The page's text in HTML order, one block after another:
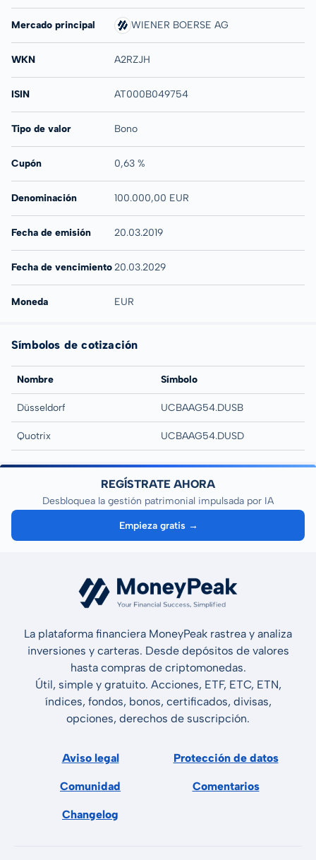
Mercado principal WIENER BOERSE AG
WKN A2RZJH
ISIN AT000B049754
Tipo de valor Bono
Cupón 0,63 %
Denominación 100.000,00 EUR
Fecha de emisión 20.03.2019
Fecha de vencimiento20.03.2029
Moneda EUR
Símbolos de cotización
Nombre Símbolo
Düsseldorf UCBAAG54.DUSB
Quotrix UCBAAG54.DUSD
REGÍSTRATE AHORA
Desbloquea la gestión patrimonial impulsada por IA
Empieza gratis →
La plataforma financiera MoneyPeak rastrea y analiza
inversiones y carteras. Desde depósitos de valores
hasta compras de criptomonedas.
Útil, simple y gratuito. Acciones, ETF, ETC, ETN,
índices, fondos, bonos, certificados, divisas,
opciones, derechos de suscripción.
Aviso legal Protección de datos
Comunidad Comentarios
Changelog